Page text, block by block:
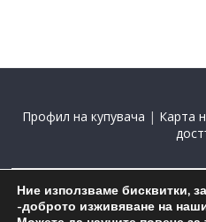
Профил на купувача | Карта
2015-2025 С
Ние използваме бисквитки,
-доброто изживяване на